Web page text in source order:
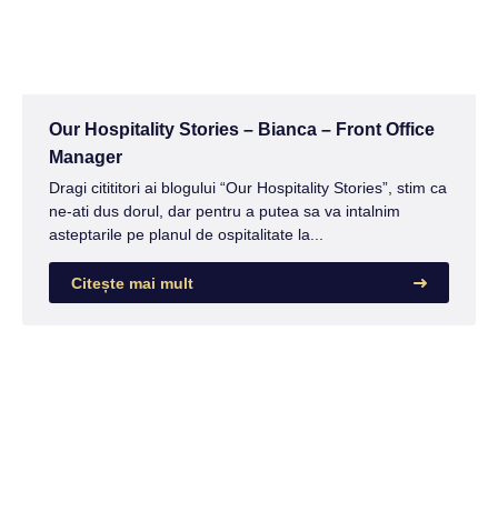
Our Hospitality Stories – Bianca – Front Office
Manager
Dragi citititori ai blogului “Our Hospitality Stories”, stim ca
ne-ati dus dorul, dar pentru a putea sa va intalnim
asteptarile pe planul de ospitalitate la...
Citește mai mult